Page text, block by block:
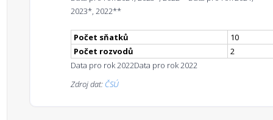
2023*, 2022**
Počet sňatků
10
Počet rozvodů
2
Data pro rok 2022Data pro rok 2022
Zdroj dat: ČSÚ